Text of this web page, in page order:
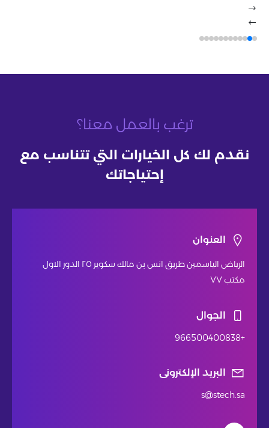
ترغب بالعمل معنا؟
نقدم لك كل الخيارات التي تتناسب مع
إحتياجاتك
العنوان
الرياض الياسمين طريق انس بن مالك سكوير ٢٥ الدور الاول
مكتب ٧٧
الجوال
+966500400838
البريد الإلكترونى
s@stech.sa